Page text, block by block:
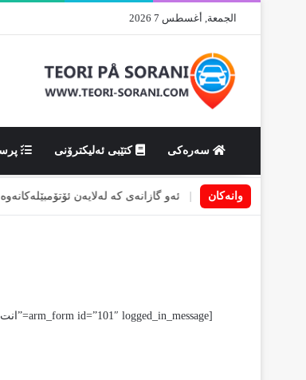
الجمعة, أغسطس 7 2026
سەرەکی کتێبی ئەلیکترۆنی
وانەکان
تایبەتیان هەیە | ئەو گازانەی کە لەلایەن ئۆتۆمبێلەکانەوە
[arm_form id=”101″ logged_in_message=”انت بالفعل داخل.”]